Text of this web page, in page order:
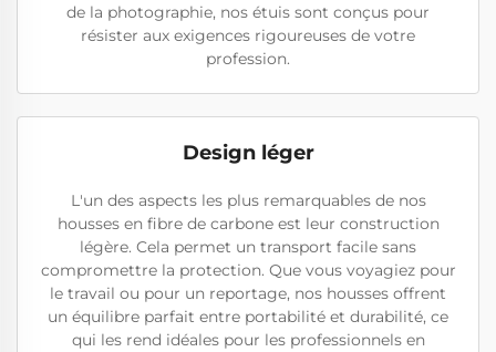
de la photographie, nos étuis sont conçus pour
résister aux exigences rigoureuses de votre
profession.
Design léger
L'un des aspects les plus remarquables de nos
housses en fibre de carbone est leur construction
légère. Cela permet un transport facile sans
compromettre la protection. Que vous voyagiez pour
le travail ou pour un reportage, nos housses offrent
un équilibre parfait entre portabilité et durabilité, ce
qui les rend idéales pour les professionnels en